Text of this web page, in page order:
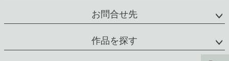
お問合せ先
作品を探す